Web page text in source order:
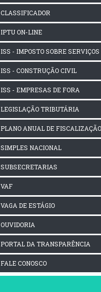
CLASSIFICADOR
IPTU ON-LINE
ISS - IMPOSTO SOBRE SERVIÇOS
ISS - CONSTRUÇÃO CIVIL
ISS - EMPRESAS DE FORA
LEGISLAÇÃO TRIBUTÁRIA
PLANO ANUAL DE FISCALIZAÇÃO
SIMPLES NACIONAL
SUBSECRETARIAS
VAF
VAGA DE ESTÁGIO
OUVIDORIA
PORTAL DA TRANSPARÊNCIA
FALE CONOSCO